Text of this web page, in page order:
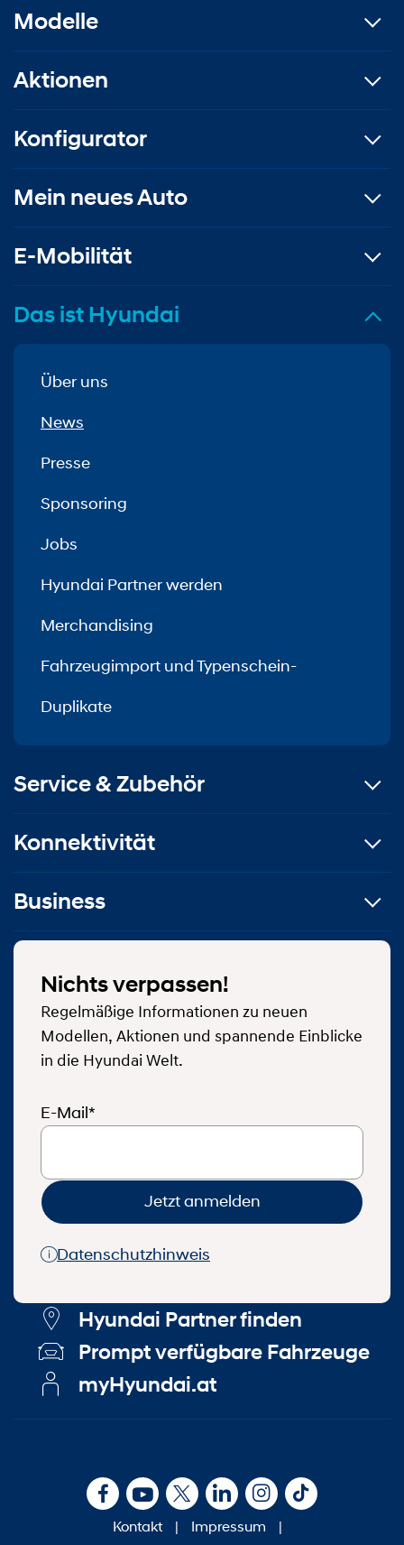
Modelle
Aktionen
Konfigurator
Mein neues Auto
E-Mobilität
Das ist Hyundai
Über uns
News
Presse
Sponsoring
Jobs
Hyundai Partner werden
Merchandising
Fahrzeugimport und Typenschein-
Duplikate
Service & Zubehör
Konnektivität
Business
Nichts verpassen!
Regelmäßige Informationen zu neuen
Modellen, Aktionen und spannende Einblicke
in die Hyundai Welt.
E-Mail*
Jetzt anmelden
Datenschutzhinweis
Hyundai Partner finden
Prompt verfügbare Fahrzeuge
myHyundai.at
Kontakt | Impressum
|